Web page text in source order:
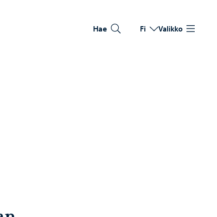
Hae Vaihda kieltä
Nykyinen kieli: Suomi
Fi Valikko